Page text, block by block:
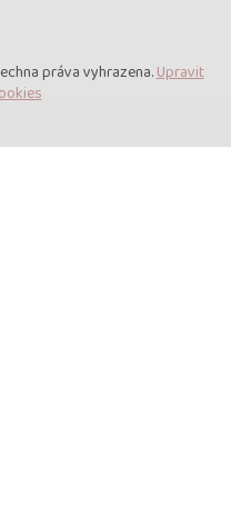
práva vyhrazena.Upravit